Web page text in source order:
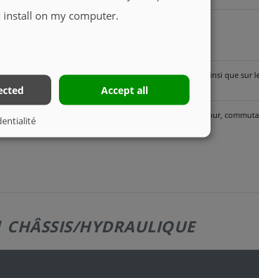
boutons)
opérations de poussée en rapide succession, ainsi que sur
hydraulique à l’arrière 1x avance, 1x retour,
HYDRAULIQUE
install on my computer.
Accept all